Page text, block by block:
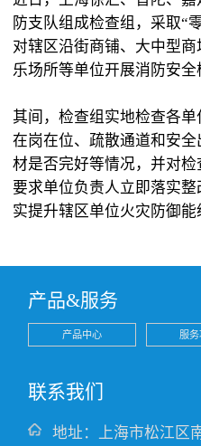
防支队组成检查组，采取“
对辖区沿街商铺、大中型
乐场所等单位开展消防安全
其间，检查组实地检查各
在岗在位、疏散通道和安
材是否完好等情况，并对检
要求单位负责人立即落实
实提升辖区单位火灾防御能
产品&服务
产品中心 服务
联系我们
地址：上海市松江区